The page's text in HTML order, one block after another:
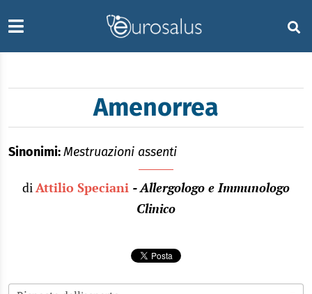
Amenorrea
Sinonimi:Mestruazioni assenti
diAttilio Speciani - Allergologo e Immunologo
Clinico